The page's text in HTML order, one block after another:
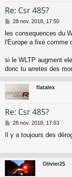
Re: Csr 485?
M
s
s
g
28 nov. 2018, 17:50
les consequences du
l'Europe a fixé comme
si le WLTP augment
donc tu arretes des
flatalex
Re: Csr 485?
M
s
g
e
28 nov. 2018, 17:53
Il y a toujours des
Olivier25